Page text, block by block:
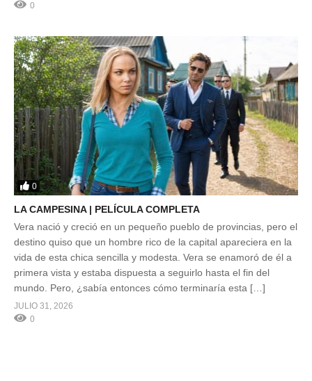
0
0
LA CAMPESINA | PELÍCULA COMPLETA
Vera nació y creció en un pequeño pueblo de provincias, pero el
destino quiso que un hombre rico de la capital apareciera en la
vida de esta chica sencilla y modesta. Vera se enamoró de él a
primera vista y estaba dispuesta a seguirlo hasta el fin del
mundo. Pero, ¿sabía entonces cómo terminaría esta […]
JULIO 31, 2026
0